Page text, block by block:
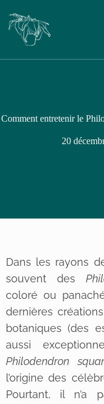
Comment entretenir le
20
Dans les rayons
souvent des
coloré ou
dernières
botaniques (des
aussi
Philodendron
l’origine des
Pourtant, il n’a